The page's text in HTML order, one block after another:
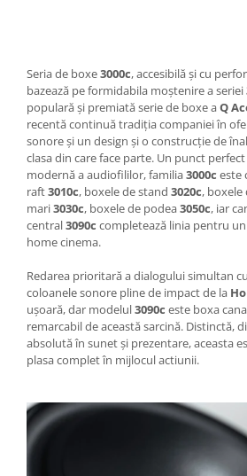
Seria de boxe3000c, accesibilă și cu
bazează pe formidabila moștenire a seriei
populară și premiată serie de boxe aQ
recentă continuă tradiția companiei în
sonore și un design și o construcție de
clasa din care face parte. Un punct
modernă a audiofililor, familia3000c este
raft3010c, boxele de stand 3020c, boxele
mari3030c, boxele de podea3050c, iar
central3090c completează linia pentru
home cinema.
Redarea prioritară a dialogului simultan
coloanele sonore pline de impact de la
ușoară, dar modelul3090c este boxa
remarcabil de această sarcină. Distinctă,
absolută în sunet și prezentare, aceasta
plasa complet în mijlocul actiunii.